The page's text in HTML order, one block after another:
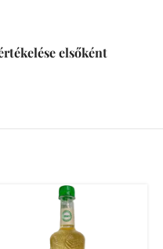
elsőként